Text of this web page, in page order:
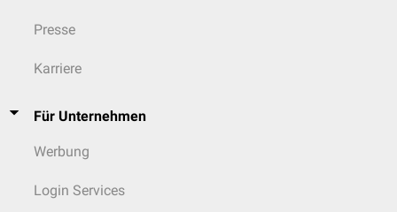
Presse
Karriere
Für Unternehmen
Werbung
Login Services